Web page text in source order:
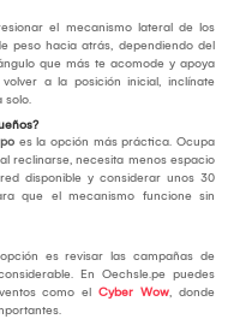
el mecanismo lateral de los
peso hacia atrás, dependiendo del
que más te acomode y apoya
a la posición inicial, inclínate
solo.
es la opción más práctica. Ocupa
reclinarse, necesita menos espacio
disponible y considerar unos 30
que el mecanismo funcione sin
es revisar las campañas de
En Oechsle.pe puedes
como el Cyber Wow, donde